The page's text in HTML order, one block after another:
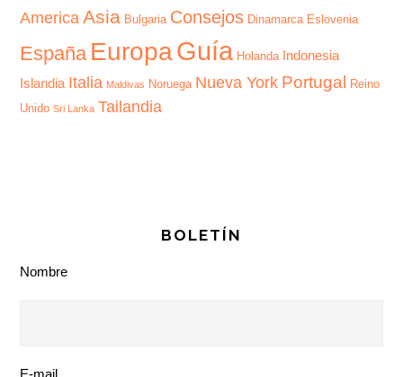
America Asia Bulgaria Consejos Dinamarca Eslovenia
España EuropaGuía Holanda Indonesia
Islandia Italia Maldivas Noruega Nueva York Portugal
Reino
Unido Sri Lanka Tailandia
BOLETÍN
Nombre
E-mail